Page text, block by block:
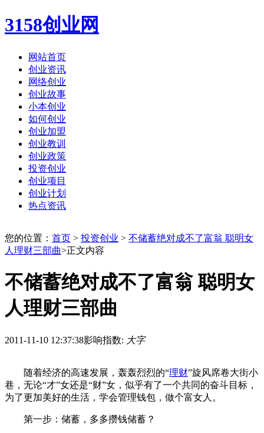
3158创业网
网站首页
创业资讯
网络创业
创业故事
小本创业
如何创业
创业加盟
创业教训
创业政策
投资创业
创业项目
创业计划
热点资讯
您的位置： 首页 > 投资创业 > 不储蓄绝对成不了富翁 聪明女
人理财三部曲>正文内容
不储蓄绝对成不了富翁 聪明女
人理财三部曲
2011-11-10 12:37:38影响指数: 大字
随着经济的高速发展，轰轰烈烈的“理财”旋风席卷大街小
巷，无论“才”女还是“财”女，似乎有了一个共同的奋斗目标，
为了更加美好的生活，学会管理钱包，做个富女人。
第一步：储蓄，多多攒钱储蓄？